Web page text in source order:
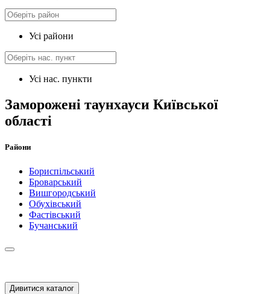
Усі райони
Усі нас. пункти
Заморожені таунхауси Київської
області
Райони
Бориспільський
Броварський
Вишгородський
Обухівський
Фастівський
Бучанський
Дивитися каталог